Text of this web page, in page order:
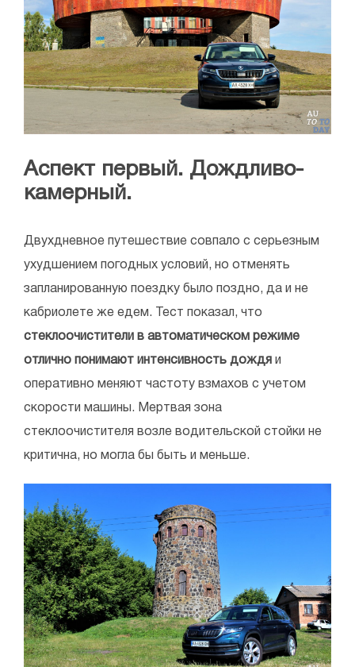
Аспект первый. Дождливо-
камерный.
Двухдневное путешествие совпало с серьезным
ухудшением погодных условий, но отменять
запланированную поездку было поздно, да и не
кабриолете же едем. Тест показал, что
стеклоочистители в автоматическом режиме
отлично понимают интенсивность дождя и
оперативно меняют частоту взмахов с учетом
скорости машины. Мертвая зона
стеклоочистителя возле водительской стойки не
критична, но могла бы быть и меньше.